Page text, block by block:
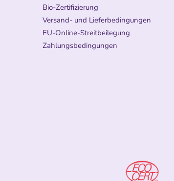
Bio-Zertifizierung
Versand- und Lieferbedingungen
EU-Online-Streitbeilegung
Zahlungsbedingungen